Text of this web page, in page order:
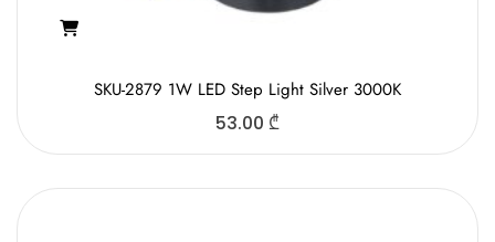
SKU-2879 1W LED Step Light Silver 3000K
53.00 ₾